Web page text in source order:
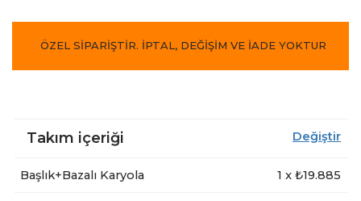
ÖZEL SİPARİŞTİR. İPTAL, DEĞİŞİM VE İADE YOKTUR
Takım içeriği Değiştir
Başlık+Bazalı Karyola 1 x ₺19.885